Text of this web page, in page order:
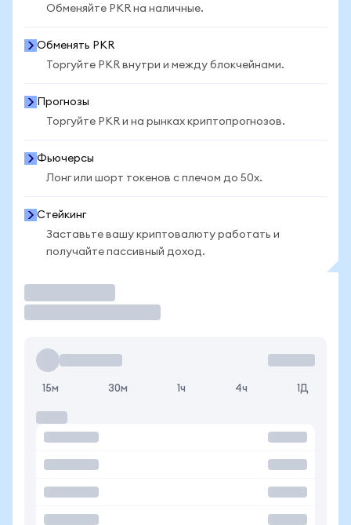
Обменяйте PKR на наличные.
Обменять PKR
Торгуйте PKR внутри и между блокчейнами.
Прогнозы
Торгуйте PKR и на рынках криптопрогнозов.
Фьючерсы
Лонг или шорт токенов с плечом до 50x.
Стейкинг
Заставьте вашу криптовалюту работать и
получайте пассивный доход.
15м 30м 1ч 4ч 1Д